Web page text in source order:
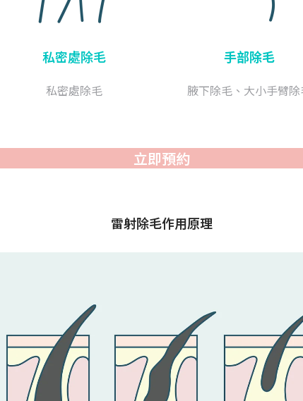
私密處除毛
私密處除毛
手部除毛
腋下除毛、大小手臂
立即預約
雷射除毛作用原理